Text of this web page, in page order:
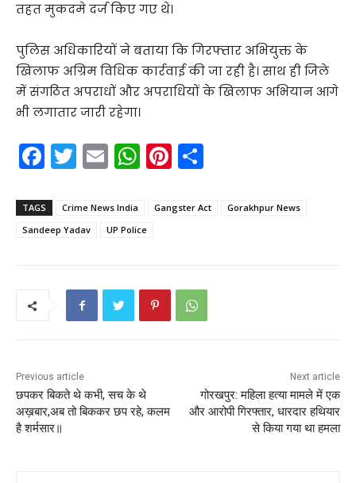
तहत मुकदमे दर्ज किए गए थे।
पुलिस अधिकारियों ने बताया कि गिरफ्तार अभियुक्त के
खिलाफ अग्रिम विधिक कार्रवाई की जा रही है। साथ ही जिले
में संगठित अपराधों और अपराधियों के खिलाफ अभियान आगे
भी लगातार जारी रहेगा।
F
c
e
T
itt
er
E
ai
l
W
a
ts
p
p
Pi
er ar
TAGS Crime News India Gangster Act
Gorakhpur News
Sandeep Yadav
UP Police
Previous article
छपकर बिकते थे कभी, सच के थे
अख़बार,अब तो बिककर छप रहे, कलम
है शर्मसार॥
Next article
गोरखपुर: महिला हत्या मामले में एक
और आरोपी गिरफ्तार, धारदार हथियार
से किया गया था हमला